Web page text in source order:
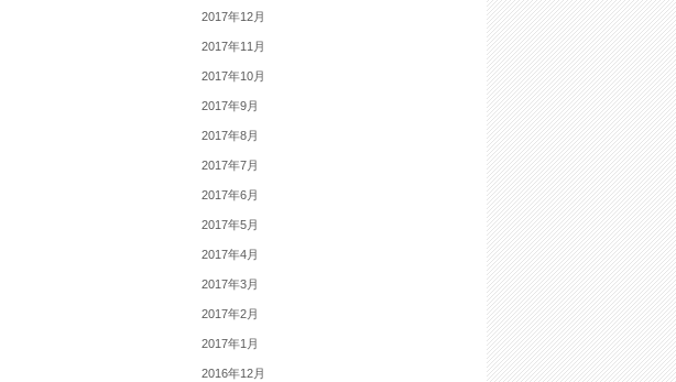
2017年12月
2017年11月
2017年10月
2017年9月
2017年8月
2017年7月
2017年6月
2017年5月
2017年4月
2017年3月
2017年2月
2017年1月
2016年12月